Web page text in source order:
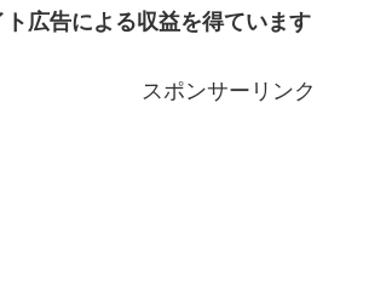
広告による収益を得ています
スポンサーリンク